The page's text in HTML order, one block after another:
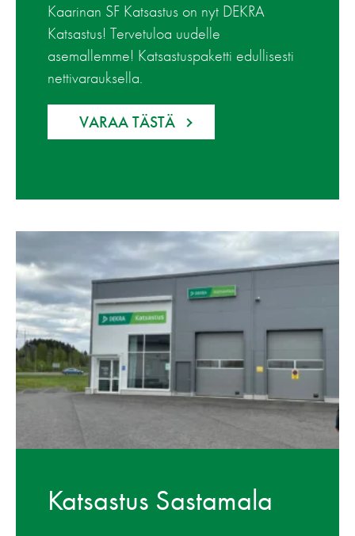
Kaarinan SF Katsastus on nyt DEKRA
Katsastus! Tervetuloa uudelle
asemallemme! Katsastuspaketti edullisesti
nettivarauksella.
VARAA TÄSTÄ
Katsastus Sastamala